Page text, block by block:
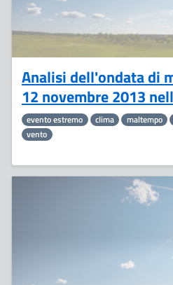
Analisi dell'ondata di
12 novembre 2013
evento estremo clima maltempo
vento